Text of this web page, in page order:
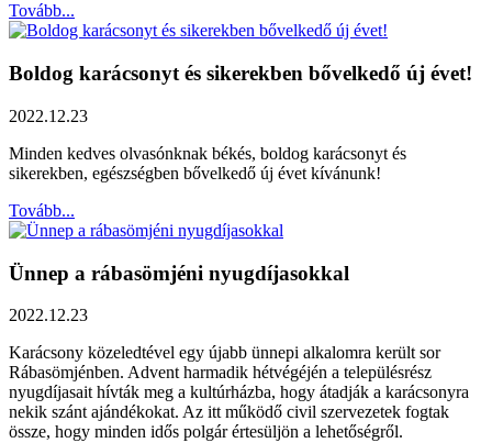
Tovább...
Boldog karácsonyt és sikerekben bővelkedő új évet!
2022.12.23
Minden kedves olvasónknak békés, boldog karácsonyt és
sikerekben, egészségben bővelkedő új évet kívánunk!
Tovább...
Ünnep a rábasömjéni nyugdíjasokkal
2022.12.23
Karácsony közeledtével egy újabb ünnepi alkalomra került sor
Rábasömjénben. Advent harmadik hétvégéjén a településrész
nyugdíjasait hívták meg a kultúrházba, hogy átadják a karácsonyra
nekik szánt ajándékokat. Az itt működő civil szervezetek fogtak
össze, hogy minden idős polgár értesüljön a lehetőségről.